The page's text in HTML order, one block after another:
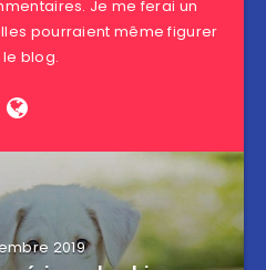
Je me ferai un
pourraient même figurer
le blog.
2019